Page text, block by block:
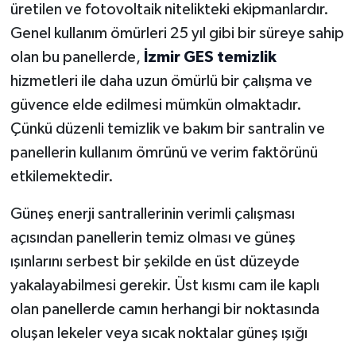
üretilen ve fotovoltaik nitelikteki ekipmanlardır.
Genel kullanım ömürleri 25 yıl gibi bir süreye sahip
olan bu panellerde, İzmir GES temizlik
hizmetleri ile daha uzun ömürlü bir çalışma ve
güvence elde edilmesi mümkün olmaktadır.
Çünkü düzenli temizlik ve bakım bir santralin ve
panellerin kullanım ömrünü ve verim faktörünü
etkilemektedir.
Güneş enerji santrallerinin verimli çalışması
açısından panellerin temiz olması ve güneş
ışınlarını serbest bir şekilde en üst düzeyde
yakalayabilmesi gerekir. Üst kısmı cam ile kaplı
olan panellerde camın herhangi bir noktasında
oluşan lekeler veya sıcak noktalar güneş ışığı